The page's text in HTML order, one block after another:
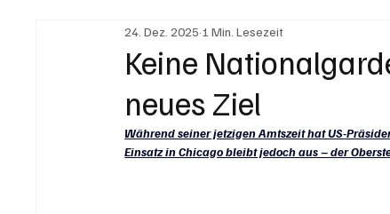
Keine
neues Ziel
24. Dez. 2025 1 Min. Lesezeit
Während seiner jetzigen Amtszeit hat US-
Einsatz in Chicago bleibt jedoch aus – der